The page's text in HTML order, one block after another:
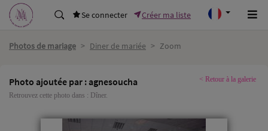
Se connecter Créer ma liste
Photos de mariage > Diner de mariée > Zoom
Photo ajoutée par : agnesoucha
< Retour à la galerie
Retrouvez cette photo dans : Dîner.